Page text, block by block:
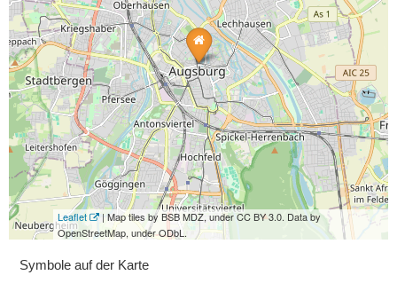
Leaflet
| Map tiles by BSB MDZ, under CC BY 3.0. Data by
OpenStreetMap, under ODbL.
Symbole auf der Karte